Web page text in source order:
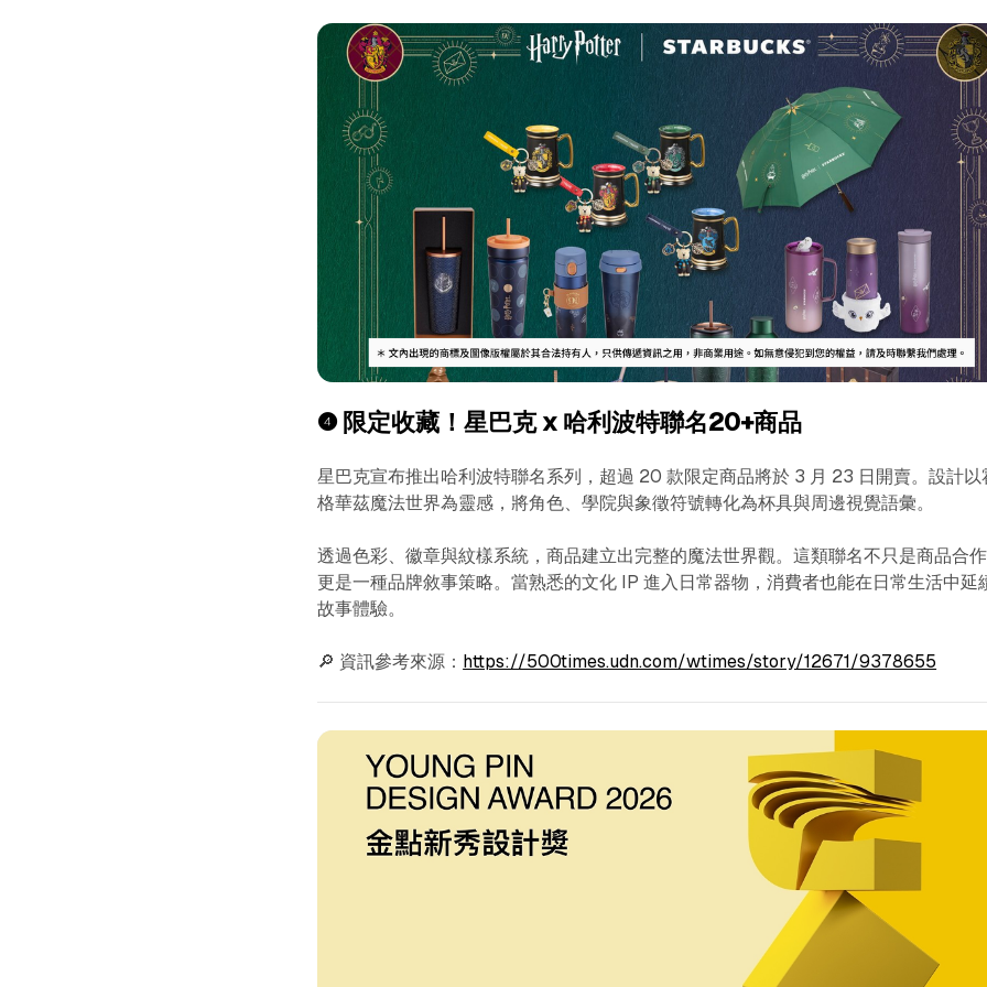
❹ 限定收藏！星巴克 x 哈利波特聯名20+商品
星巴克宣布推出哈利波特聯名系列，超過 20 款限定商品將於 3 月 23 日開賣。設計以
格華茲魔法世界為靈感，將角色、學院與象徵符號轉化為杯具與周邊視覺語彙。
透過色彩、徽章與紋樣系統，商品建立出完整的魔法世界觀。這類聯名不只是商品合
更是一種品牌敘事策略。當熟悉的文化 IP 進入日常器物，消費者也能在日常生活中延
故事體驗。
🔎 資訊參考來源： https://500times.udn.com/wtimes/story/12671/9378655